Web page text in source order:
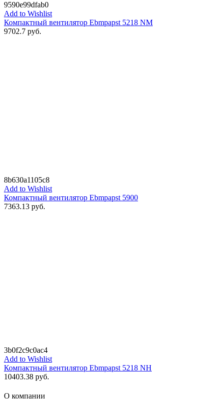
9590e99dfab0
Add to Wishlist
Компактный вентилятор Ebmpapst 5218 NM
9702.7 руб.
8b630a1105c8
Add to Wishlist
Компактный вентилятор Ebmpapst 5900
7363.13 руб.
3b0f2c9c0ac4
Add to Wishlist
Компактный вентилятор Ebmpapst 5218 NH
10403.38 руб.
О компании